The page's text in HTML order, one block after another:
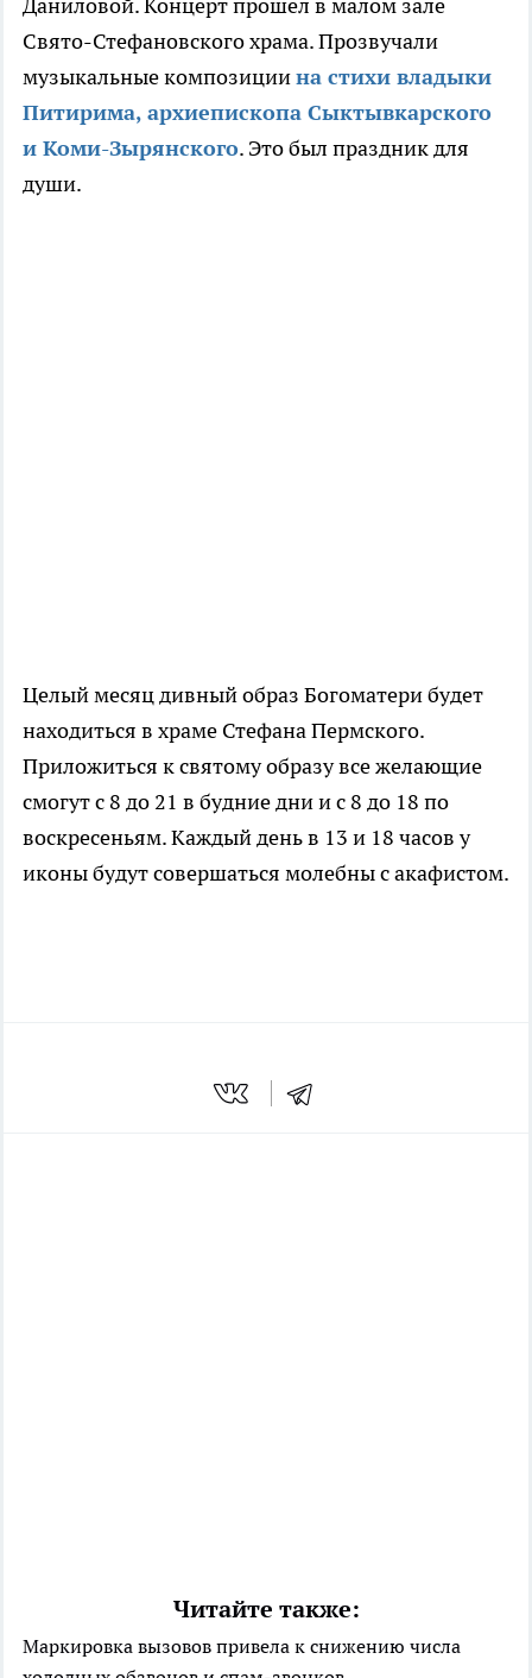
Даниловой. Концерт прошел в малом зале
Свято-Стефановского храма. Прозвучали
музыкальные композициина стихи владыки
Питирима, архиепископа Сыктывкарского
и Коми-Зырянского. Это был праздник для
души.
Целый месяц дивный образ Богоматери будет
находиться в храме Стефана Пермского.
Приложиться к святому образу все желающие
смогут с 8 до 21 в будние дни и с 8 до 18 по
воскресеньям. Каждый день в 13 и 18 часов у
иконы будут совершаться молебны с акафистом.
Читайте также:
Маркировка вызовов привела к снижению числа